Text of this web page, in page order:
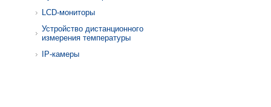
LCD-мониторы
Устройство дистанционного
измерения температуры
IP-камеры